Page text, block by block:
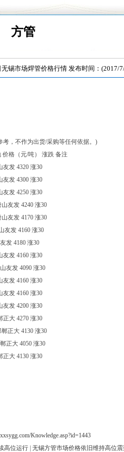
方管
锡市场焊管价格行情 发布时间：(2017/
考，不作为出货/采购等任何依据。)
价格（元/吨） 涨跌 备注
友发 4320 涨30
友发 4300 涨30
友发 4250 涨30
友发 4240 涨30
友发 4170 涨30
友发 4160 涨30
发 4180 涨30
友发 4160 涨30
友发 4090 涨30
友发 4160 涨30
友发 4160 涨30
友发 4200 涨30
正大 4270 涨30
正大 4130 涨30
正大 4050 涨30
正大 4130 涨30
Knowledge.asp?id=1443
高位运行| 无锡方管市场价格依旧维持高位震